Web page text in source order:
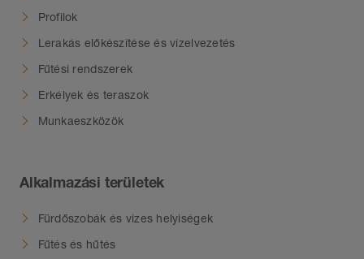
Profilok
Lerakás előkészítése és vízelvezetés
Fűtési rendszerek
Erkélyek és teraszok
Munkaeszközök
Alkalmazási területek
Fürdőszobák és vizes helyiségek
Fűtés és hűtés